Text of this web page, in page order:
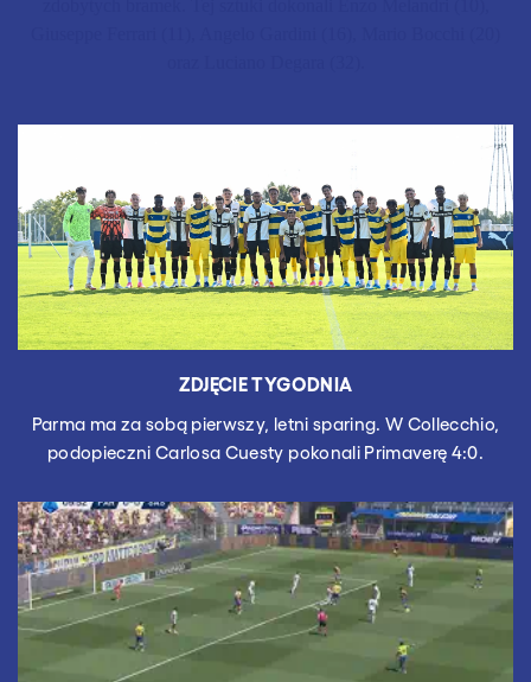
ZDJĘCIE TYGODNIA
Parma ma za sobą pierwszy, letni sparing. W Collecchio,
podopieczni Carlosa Cuesty pokonali Primaverę 4:0.